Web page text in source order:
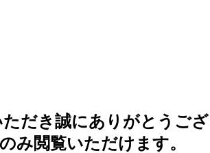
だき誠にありがとうござ
み閲覧いただけます。